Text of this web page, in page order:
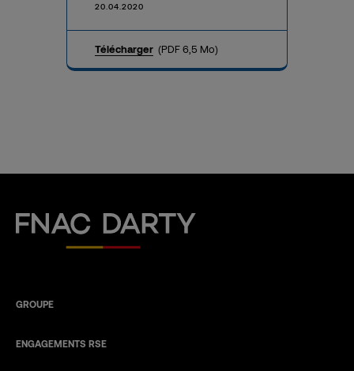
20.04.2020
Télécharger (PDF 6,5 Mo)
Fnac Darty
GROUPE
ENGAGEMENTS RSE